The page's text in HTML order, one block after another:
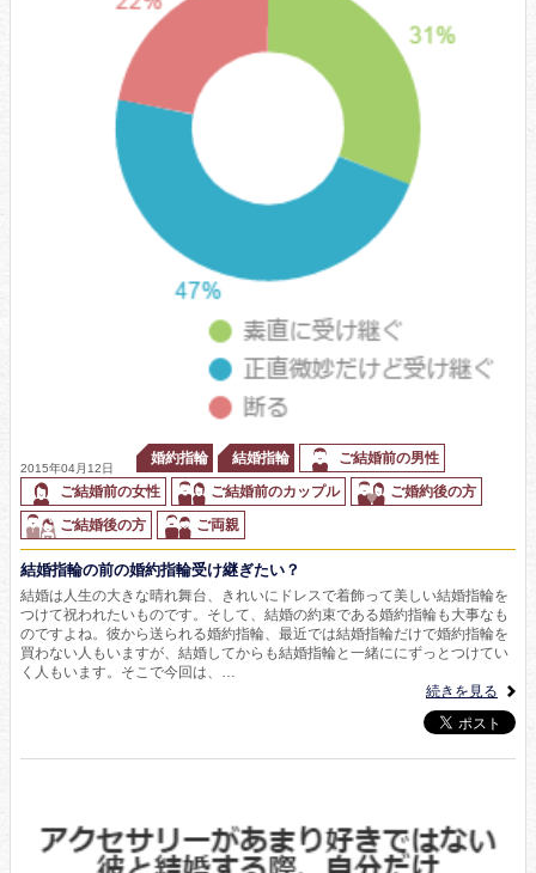
2015年04月12日
婚約指輪 結婚指輪
ご結婚前の男性
ご結婚前の女性
ご結婚前のカップル
ご婚約後の方
ご結婚後の方
ご両親
結婚指輪の前の婚約指輪受け継ぎたい？
結婚は人生の大きな晴れ舞台、きれいにドレスで着飾って美しい結婚指輪を
つけて祝われたいものです。そして、結婚の約束である婚約指輪も大事なも
のですよね。彼から送られる婚約指輪、最近では結婚指輪だけで婚約指輪を
買わない人もいますが、結婚してからも結婚指輪と一緒ににずっとつけてい
く人もいます。そこで今回は、…
続きを見る